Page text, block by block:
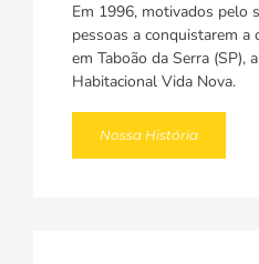
Em 1996, motivados pelo
pessoas a conquistarem a
em Taboão da Serra (SP),
Habitacional Vida Nova.
Nossa História